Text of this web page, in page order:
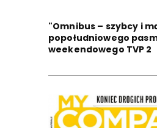
"Omnibus – szybcy i
popołudniowego
weekendowego TVP 2